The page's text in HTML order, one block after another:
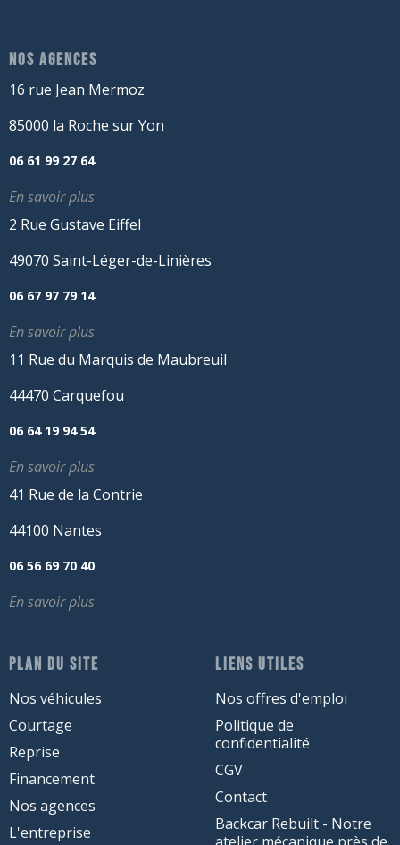
NOS AGENCES
16 rue Jean Mermoz
85000 la Roche sur Yon
06 61 99 27 64
En savoir plus
2 Rue Gustave Eiffel
49070 Saint-Léger-de-Linières
06 67 97 79 14
En savoir plus
11 Rue du Marquis de Maubreuil
44470 Carquefou
06 64 19 94 54
En savoir plus
41 Rue de la Contrie
44100 Nantes
06 56 69 70 40
En savoir plus
PLAN DU SITE
Nos véhicules
Courtage
Reprise
Financement
Nos agences
L'entreprise
LIENS UTILES
Nos offres d'emploi
Politique de
confidentialité
CGV
Contact
Backcar Rebuilt - Notre